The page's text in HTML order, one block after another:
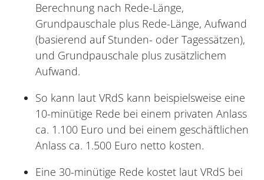
Berechnung nach Rede-Länge,
Grundpauschale plus Rede-Länge, Aufwand
(basierend auf Stunden- oder Tagessätzen),
und Grundpauschale plus zusätzlichem
Aufwand.
So kann laut VRdS kann beispielsweise eine
10-minütige Rede bei einem privaten Anlass
ca. 1.100 Euro und bei einem geschäftlichen
Anlass ca. 1.500 Euro netto kosten.
Eine 30-minütige Rede kostet laut VRdS bei